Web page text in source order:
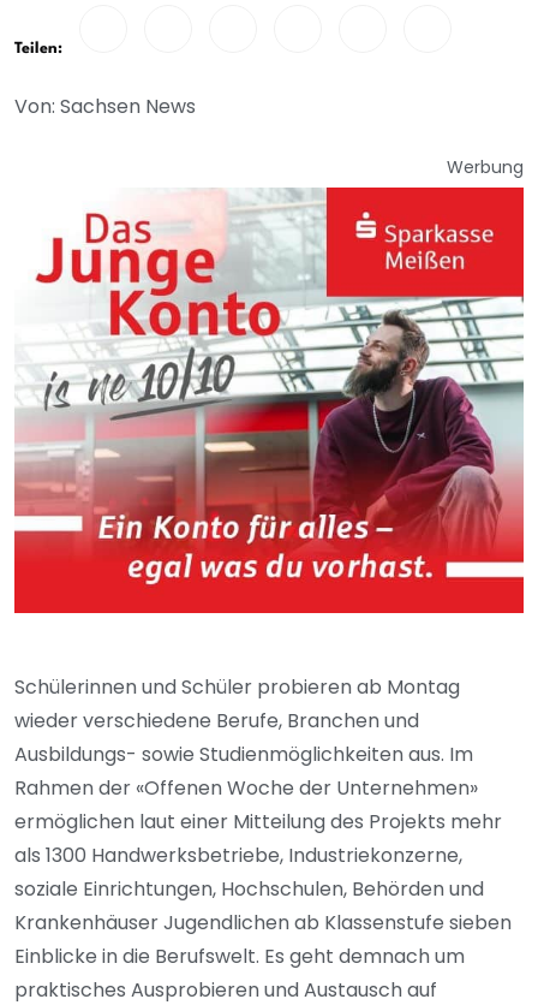
Teilen:
Von: Sachsen News
Werbung
Schülerinnen und Schüler probieren ab Montag
wieder verschiedene Berufe, Branchen und
Ausbildungs- sowie Studienmöglichkeiten aus. Im
Rahmen der «Offenen Woche der Unternehmen»
ermöglichen laut einer Mitteilung des Projekts mehr
als 1300 Handwerksbetriebe, Industriekonzerne,
soziale Einrichtungen, Hochschulen, Behörden und
Krankenhäuser Jugendlichen ab Klassenstufe sieben
Einblicke in die Berufswelt. Es geht demnach um
praktisches Ausprobieren und Austausch auf